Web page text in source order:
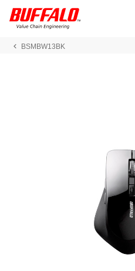
BSMBW13BK